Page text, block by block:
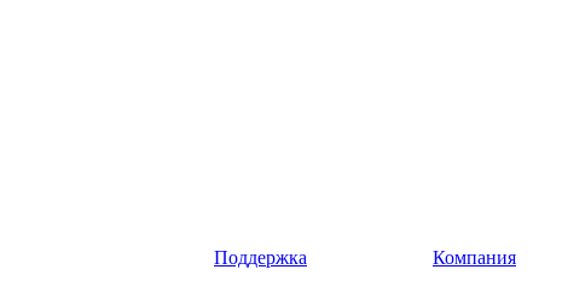
Поддержка
Компания